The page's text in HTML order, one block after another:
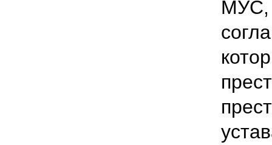
МУС,